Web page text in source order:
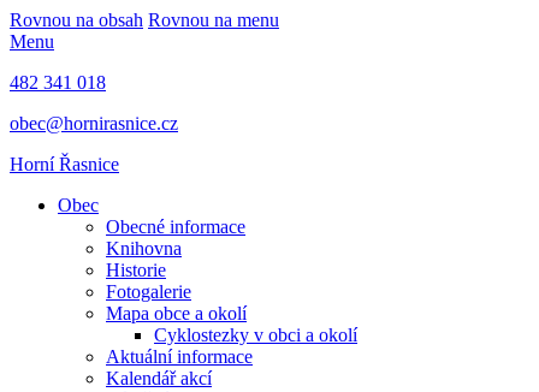
Rovnou na obsah Rovnou na menu
Menu
482 341 018
obec@hornirasnice.cz
Horní Řasnice
Obec
Obecné informace
Knihovna
Historie
Fotogalerie
Mapa obce a okolí
Cyklostezky v obci a okolí
Aktuální informace
Kalendář akcí